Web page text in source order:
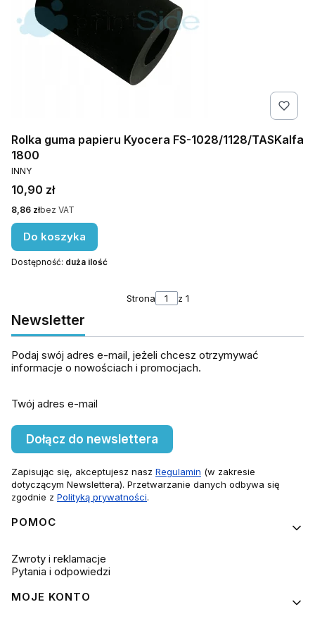
Rolka guma papieru Kyocera FS-1028/1128/TASKalfa
1800
PRODUCENT
INNY
Cena
10,90 zł
Cena
8,86 złbez VAT
Do koszyka
Dostępność: duża ilość
Strona z 1
Newsletter
Podaj swój adres e-mail, jeżeli chcesz otrzymywać
informacje o nowościach i promocjach.
Twój adres e-mail
Dołącz do newslettera
Zapisując się, akceptujesz nasz Regulamin (w zakresie
dotyczącym Newslettera). Przetwarzanie danych odbywa się
zgodnie z Polityką prywatności.
Linki w stopce
POMOC
Zwroty i reklamacje
Pytania i odpowiedzi
MOJE KONTO